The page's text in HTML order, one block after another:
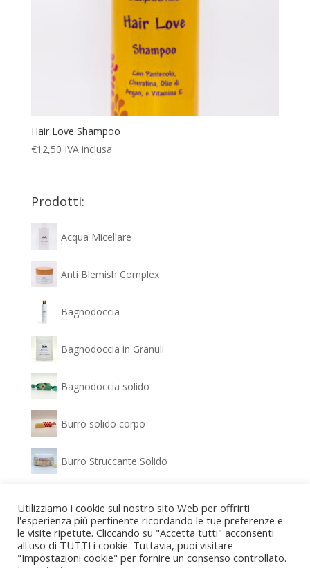
Hair Love Shampoo
€12,50 IVA inclusa
Prodotti:
Acqua Micellare
Anti Blemish Complex
Bagnodoccia
Bagnodoccia in Granuli
Bagnodoccia solido
Burro solido corpo
Burro Struccante Solido
Confezione regalo Bagnodoccia e Gel idratante
Utilizziamo i cookie sul nostro sito Web per offrirti
l'esperienza più pertinente ricordando le tue preferenze e
le visite ripetute. Cliccando su "Accetta tutti" acconsenti
all'uso di TUTTI i cookie. Tuttavia, puoi visitare
"Impostazioni cookie" per fornire un consenso controllato.